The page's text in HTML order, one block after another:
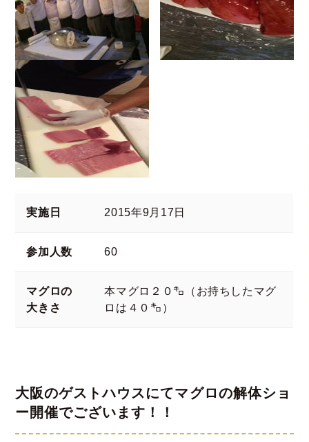
実施日 2015年9月17日
参加人数 60
マグロの
大きさ
本マグロ２０㌔（お持ちしたマグ
ロは４０㌔）
大阪のゲストハウスにてマグロの解体ショ
ー開催でございます！！